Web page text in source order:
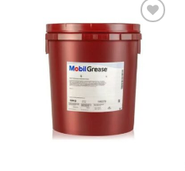
Legg til
favoritter